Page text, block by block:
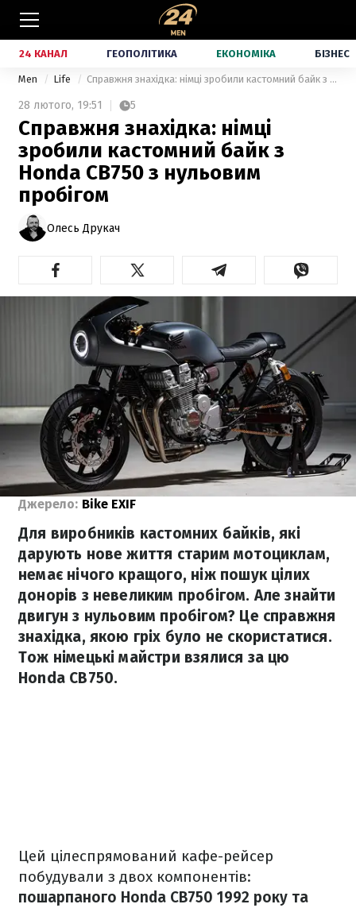
24 КАНАЛ ГЕОПОЛІТИКА ЕКОНОМІКА БІЗНЕС
Men Life Справжня знахідка: німці зробили кастомний байк з Honda CB750 з нульовим пробігом
28 лютого, 19:51 5
Справжня знахідка: німці
зробили кастомний байк з
Honda CB750 з нульовим
пробігом
Олесь Друкач
Джерело: Bike EXIF
Для виробників кастомних байків, які
дарують нове життя старим мотоциклам,
немає нічого кращого, ніж пошук цілих
донорів з невеликим пробігом. Але знайти
двигун з нульовим пробігом? Це справжня
знахідка, якою гріх було не скористатися.
Тож німецькі майстри взялися за цю
Honda CB750.
Цей цілеспрямований кафе-рейсер
побудували з двох компонентів:
пошарпаного Honda CB750 1992 року та